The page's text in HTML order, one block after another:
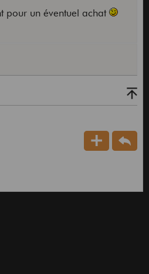
pour un éventuel achat